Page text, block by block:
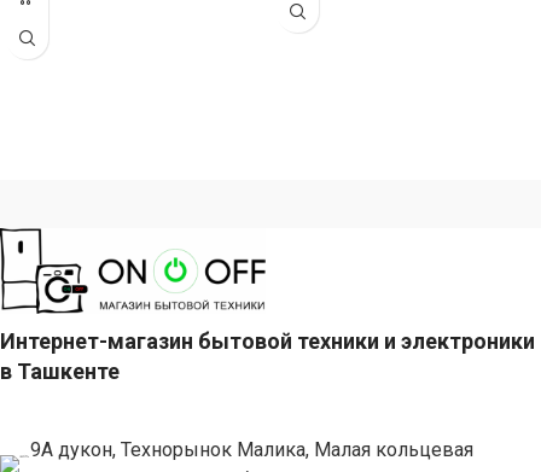
Интернет-магазин бытовой техники и электроники
в Ташкенте
9А дукон, Технорынок Малика, Малая кольцевая